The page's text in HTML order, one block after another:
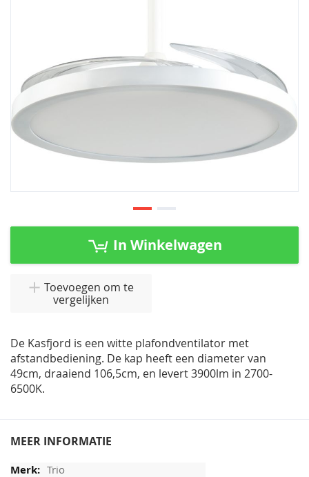
Ga
In Winkelwagen
Toevoegen om te
vergelijken
De Kasfjord is een witte plafondventilator met
afstandbediening. De kap heeft een diameter van
49cm, draaiend 106,5cm, en levert 3900lm in 2700-
6500K.
MEER INFORMATIE
Trio